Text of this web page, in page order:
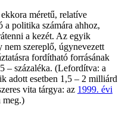
méretű, relatíve
a politika számára ahhoz,
a kezét. Az egyik
nem szereplő, úgynevezett
fordítható forrásának
– százaléka. (Lefordítva: a
adott esetben 1,5 – 2 milliárd
vita tárgya: az 1999. évi
meg.)